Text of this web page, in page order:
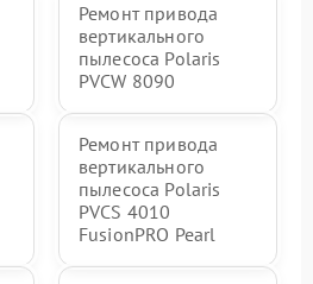
Ремонт привода
вертикального
пылесоса Polaris
PVCW 8090
Ремонт привода
вертикального
пылесоса Polaris
PVCS 4010
FusionPRO Pearl